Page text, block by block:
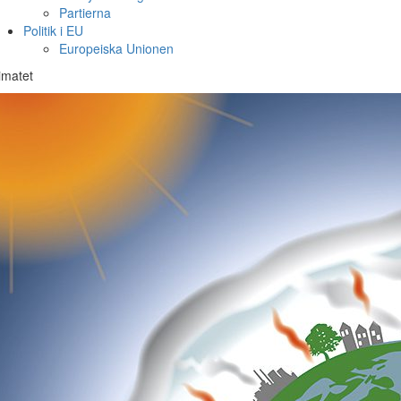
Partierna
Politik i EU
Europeiska Unionen